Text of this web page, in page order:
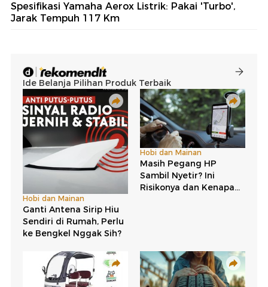
Spesifikasi Yamaha Aerox Listrik: Pakai 'Turbo',
Jarak Tempuh 117 Km